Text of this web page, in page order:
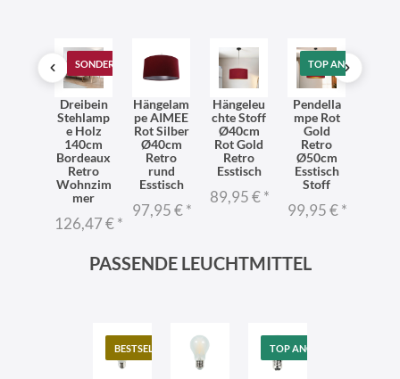
ANGEBOT SONDERANGEBOT
Dreibein
Stehlamp
e Holz
140cm
Bordeaux
Retro
Wohnzim
mer
126,47 €*
Hängelam
pe AIMEE
Rot Silber
Ø40cm
Retro
rund
Esstisch
97,95 €*
Hängeleu
chte Stoff
Ø40cm
Rot Gold
Retro
Esstisch
89,95 €*
TOP ANGEBOT
Pendella
mpe Rot
Gold
Retro
Ø50cm
Esstisch
Stoff
99,95 €*
PASSENDE LEUCHTMITTEL
BESTSELLER TOP ANGEBOT